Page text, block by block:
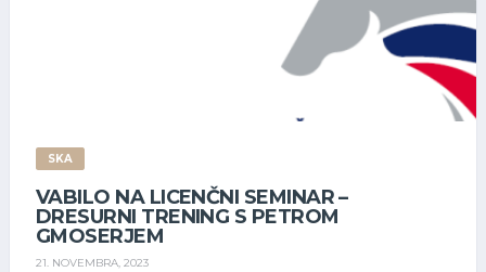
SKA
VABILO NA LICENČNI SEMINAR –
DRESURNI TRENING S PETROM
GMOSERJEM
21. NOVEMBRA, 2023